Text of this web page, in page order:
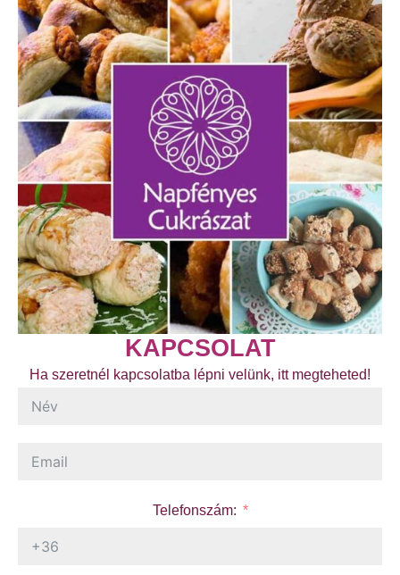
KAPCSOLAT
Ha szeretnél kapcsolatba lépni velünk, itt megteheted!
Telefonszám: